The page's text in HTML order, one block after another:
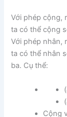
Với phép cộng,
ta có thể cộng
Với phép nhân,
ta có thể nhân
ba. Cụ thể:
Cộng